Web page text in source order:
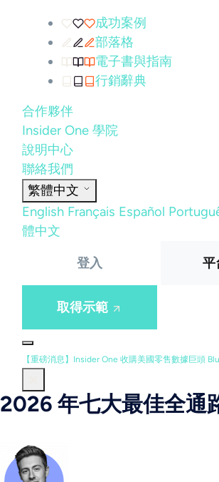
成功案例
部落格
電子書與指南
行銷辭典
合作夥伴
Insider One 學院
說明中心
聯絡我們
繁體中文
English Français Español
體中文
登入 平
取得示範
【重磅消息】Insider One 收購美國零售數據巨頭
2026 年七大最佳全通